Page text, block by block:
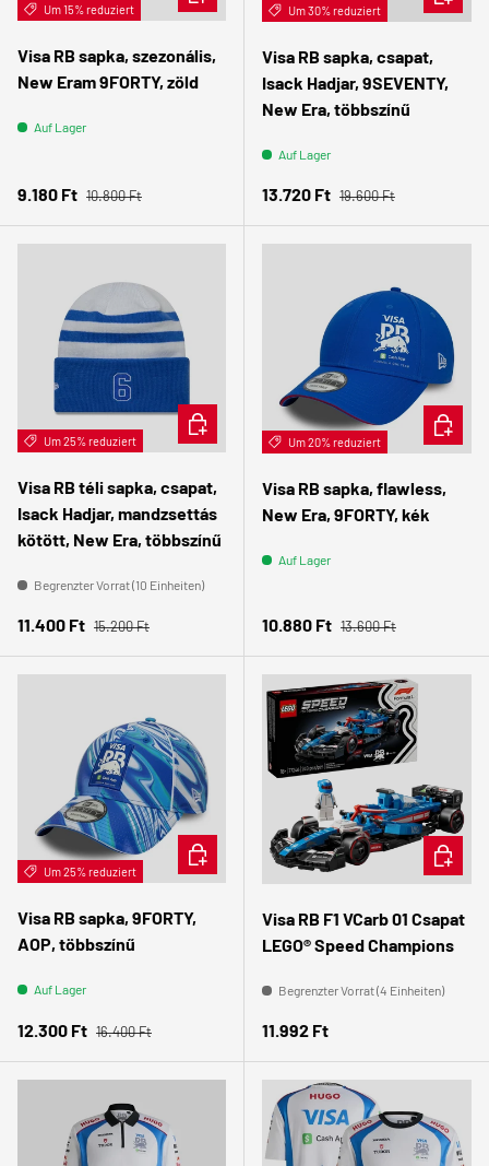
Um 15% reduziert
Visa RB sapka, szezonális,
New Eram 9FORTY, zöld
Auf Lager
Verkaufspreis
9.180 Ft Normaler Preis
10.800 Ft
Um 30% reduziert
Visa RB sapka, csapat,
Isack Hadjar, 9SEVENTY,
New Era, többszínű
Auf Lager
Verkaufspreis
13.720 Ft Normaler Preis
19.600 Ft
Um 25% reduziert
Visa RB téli sapka, csapat,
Isack Hadjar, mandzsettás
kötött, New Era, többszínű
Begrenzter Vorrat (10 Einheiten)
Verkaufspreis
11.400 Ft Normaler Preis
15.200 Ft
IN DEN WARENKORB
Um 20% reduziert
Visa RB sapka, flawless,
New Era, 9FORTY, kék
Auf Lager
Verkaufspreis
10.880 Ft Normaler Preis
13.600 Ft
IN DEN
Um 25% reduziert
Visa RB sapka, 9FORTY,
AOP, többszínű
Auf Lager
Verkaufspreis
12.300 Ft Normaler Preis
16.400 Ft
IN DEN WARENKORB
Visa RB F1 VCarb 01 Csapat
LEGO® Speed Champions
Begrenzter Vorrat (4 Einheiten)
Normaler Preis
11.992 Ft
IN DEN